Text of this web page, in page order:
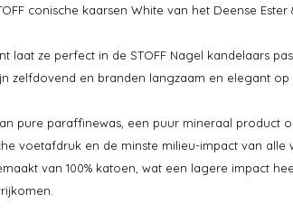
conische kaarsen White van het Deense
laat ze perfect in de STOFF Nagel kandelaars
zelfdovend en branden langzaam en elegant
pure paraffinewas, een puur mineraal product
voetafdruk en de minste milieu-impact van alle
van 100% katoen, wat een lagere impact